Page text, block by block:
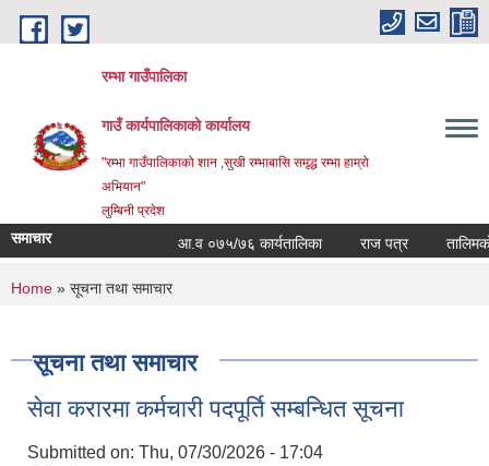
Skip to main content
रम्भा गाउँपालिका
गाउँ कार्यपालिकाको कार्यालय
"रम्भा गाउँपालिकाको शान ,सुखी रम्भाबासि समृद्ध रम्भा हाम्रो
अभियान"
लुम्बिनी प्रदेश
समाचार आ.व ०७५/७६ कार्यतालिका राज पत्र तालिमको
You are here
Home » सूचना तथा समाचार
सूचना तथा समाचार
सेवा करारमा कर्मचारी पदपूर्ति सम्बन्धित सूचना
Submitted on: Thu, 07/30/2026 - 17:04